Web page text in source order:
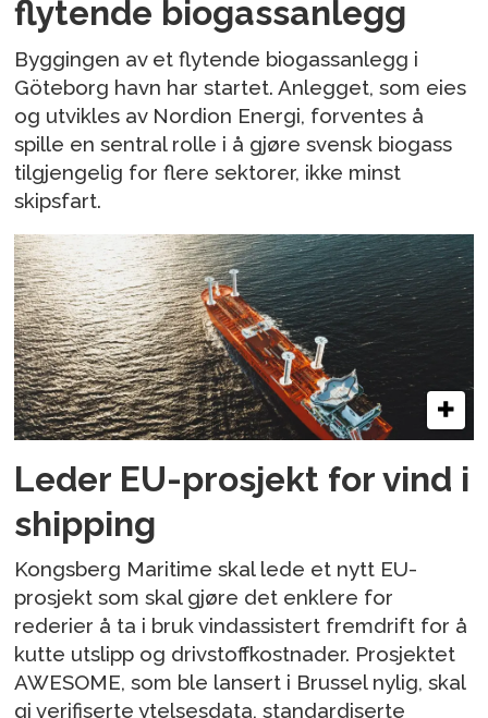
flytende biogassanlegg
Byggingen av et flytende biogassanlegg i
Göteborg havn har startet. Anlegget, som eies
og utvikles av Nordion Energi, forventes å
spille en sentral rolle i å gjøre svensk biogass
tilgjengelig for flere sektorer, ikke minst
skipsfart.
Leder EU-prosjekt for vind i
shipping
Kongsberg Maritime skal lede et nytt EU-
prosjekt som skal gjøre det enklere for
rederier å ta i bruk vindassistert fremdrift for å
kutte utslipp og drivstoffkostnader. Prosjektet
AWESOME, som ble lansert i Brussel nylig, skal
gi verifiserte ytelsesdata, standardiserte